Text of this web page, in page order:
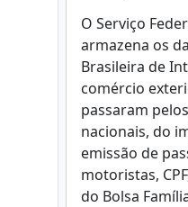
O Serviço
armazena os
Brasileira de
comércio
passaram
nacionais, do
emissão de
motoristas,
do Bolsa